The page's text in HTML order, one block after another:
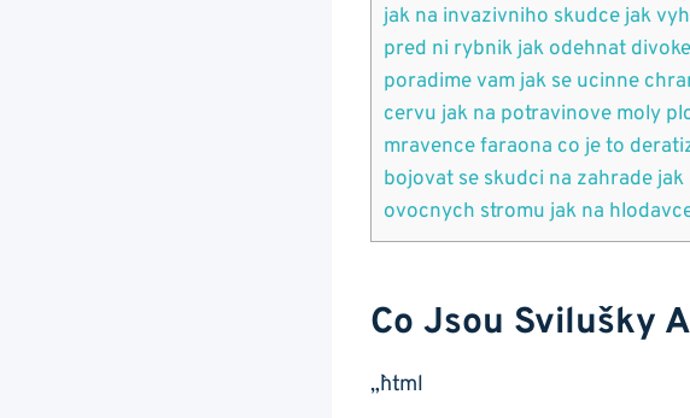
jak na invazivniho skudce jak
pred ni rybnik jak odehnat
poradime vam jak se ucinne
cervu jak na potravinove moly
mravence faraona co je to
bojovat se skudci na zahrade
ovocnych stromu jak na
Co Jsou Svilušky
„`html